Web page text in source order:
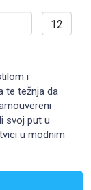
i
te težnja da
svoj put u
u modnim